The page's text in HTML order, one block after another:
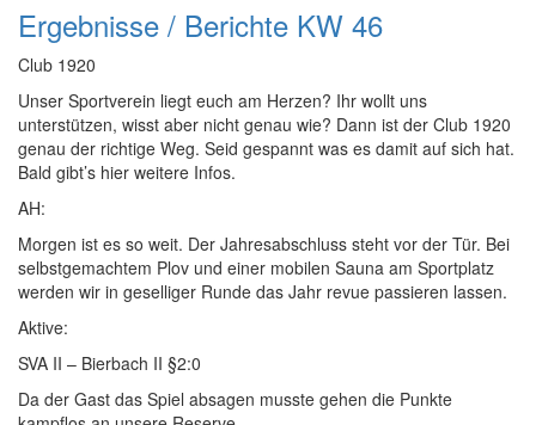
Ergebnisse / Berichte KW 46
Club 1920
Unser Sportverein liegt euch am Herzen? Ihr wollt uns
unterstützen, wisst aber nicht genau wie? Dann ist der Club 1920
genau der richtige Weg. Seid gespannt was es damit auf sich hat.
Bald gibt’s hier weitere Infos.
AH:
Morgen ist es so weit. Der Jahresabschluss steht vor der Tür. Bei
selbstgemachtem Plov und einer mobilen Sauna am Sportplatz
werden wir in geselliger Runde das Jahr revue passieren lassen.
Aktive:
SVA II – Bierbach II §2:0
Da der Gast das Spiel absagen musste gehen die Punkte